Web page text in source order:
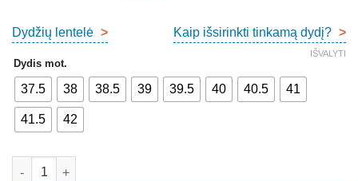
Dydžių lentelė > Kaip išsirinkti tinkamą dydį? >
Dydis mot.
37.5 38 38.5 39 39.5 40 40.5 41
41.5 42
IŠVALYTI
produkto kiekis: Asics Gel-Nimbus 28 Women's